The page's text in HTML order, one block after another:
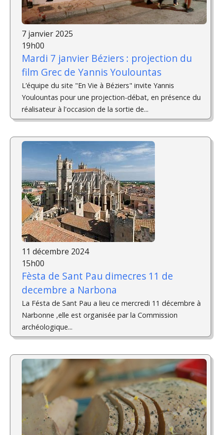
7 janvier 2025
19h00
Mardi 7 janvier Béziers : projection du
film Grec de Yannis Youlountas
L’équipe du site "En Vie à Béziers" invite Yannis
Youlountas pour une projection-débat, en présence du
réalisateur à l'occasion de la sortie de...
11 décembre 2024
15h00
Fèsta de Sant Pau dimecres 11 de
decembre a Narbona
La Fésta de Sant Pau a lieu ce mercredi 11 décembre à
Narbonne ,elle est organisée par la Commission
archéologique...